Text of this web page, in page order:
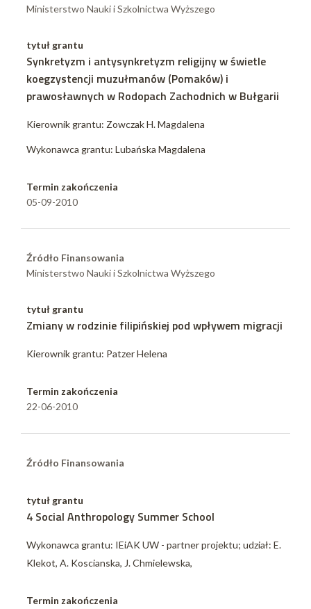
Ministerstwo Nauki i Szkolnictwa Wyższego
tytuł grantu
Synkretyzm i antysynkretyzm religijny w świetle
koegzystencji muzułmanów (Pomaków) i
prawosławnych w Rodopach Zachodnich w Bułgarii
Kierownik grantu: Zowczak H. Magdalena
Wykonawca grantu: Lubańska Magdalena
Termin zakończenia
05-09-2010
Źródło Finansowania
Ministerstwo Nauki i Szkolnictwa Wyższego
tytuł grantu
Zmiany w rodzinie filipińskiej pod wpływem migracji
Kierownik grantu: Patzer Helena
Termin zakończenia
22-06-2010
Źródło Finansowania
tytuł grantu
4 Social Anthropology Summer School
Wykonawca grantu: IEiAK UW - partner projektu; udział: E.
Klekot, A. Koscianska, J. Chmielewska,
Termin zakończenia